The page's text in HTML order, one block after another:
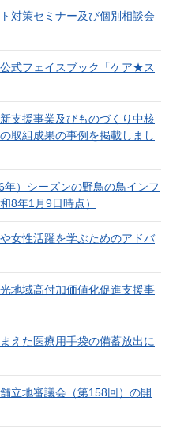
対策セミナー及び個別相談会
式フェイスブック「ケア★ス
支援事業及びものづくり中核
取組成果の事例を掲載しまし
）シーズンの野鳥の鳥インフ
8年1月9日時点）
女性活躍を学ぶためのアドバ
地域高付加価値化促進支援事
えた医療用手袋の備蓄放出に
立地審議会（第158回）の開